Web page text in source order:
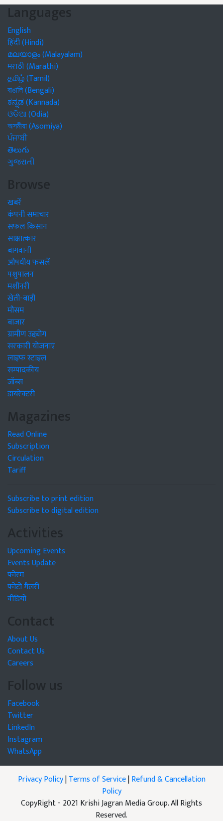
Languages
English
हिंदी (Hindi)
മലയാളം (Malayalam)
मराठी (Marathi)
தமிழ் (Tamil)
বাঙালি (Bengali)
ಕನ್ನಡ (Kannada)
ଓଡିଆ (Odia)
অসমীয়া (Asomiya)
ਪੰਜਾਬੀ
తెలుగు
ગુજરાતી
Browse
खबरें
कंपनी समाचार
सफल किसान
साक्षात्कार
बागवानी
औषधीय फसलें
पशुपालन
मशीनरी
खेती-बाड़ी
मौसम
बाजार
ग्रामीण उद्द्योग
सरकारी योजनाएं
लाइफ स्टाइल
सम्पादकीय
जॉब्स
डायरेक्टरी
Magazines
Read Online
Subscription
Circulation
Tariff
Subscribe to print edition
Subscribe to digital edition
Activities
Upcoming Events
Events Update
फोरम
फोटो गैलरी
वीडियो
Contact
About Us
Contact Us
Careers
Follow us
Facebook
Twitter
LinkedIn
Instagram
WhatsApp
Privacy Policy|Terms of Service|Refund & Cancellation
Policy
CopyRight - 2021 Krishi Jagran Media Group. All Rights
Reserved.